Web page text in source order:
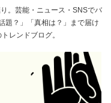
。芸能・ニュース・SNSでバ
題？」「真相は？」まで届け
レンドブログ。